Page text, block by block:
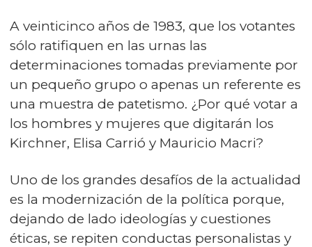
A veinticinco años de 1983, que los votantes
sólo ratifiquen en las urnas las
determinaciones tomadas previamente por
un pequeño grupo o apenas un referente es
una muestra de patetismo. ¿Por qué votar a
los hombres y mujeres que digitarán los
Kirchner, Elisa Carrió y Mauricio Macri?
Uno de los grandes desafíos de la actualidad
es la modernización de la política porque,
dejando de lado ideologías y cuestiones
éticas, se repiten conductas personalistas y